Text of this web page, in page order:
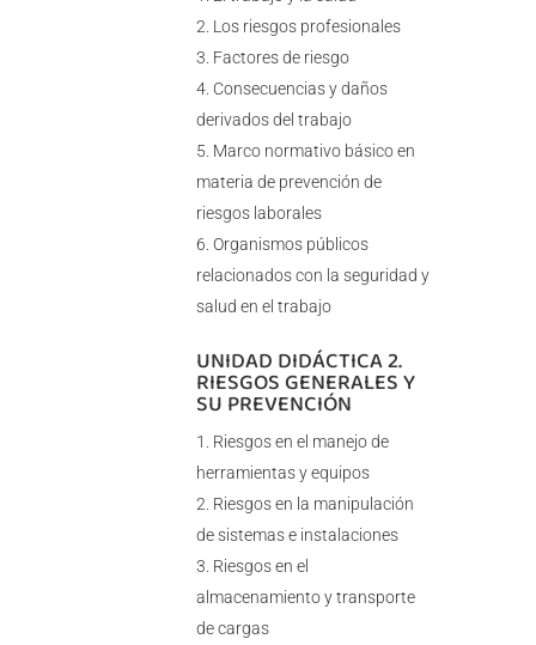
Los riesgos profesionales
Factores de riesgo
Consecuencias y daños
derivados del trabajo
Marco normativo básico en
materia de prevención de
riesgos laborales
Organismos públicos
relacionados con la seguridad y
salud en el trabajo
UNIDAD DIDÁCTICA 2.
RIESGOS GENERALES Y
SU PREVENCIÓN
Riesgos en el manejo de
herramientas y equipos
Riesgos en la manipulación
de sistemas e instalaciones
Riesgos en el
almacenamiento y transporte
de cargas